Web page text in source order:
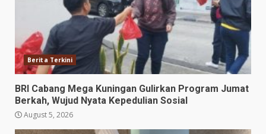
Berita Terkini
BRI Cabang Mega Kuningan Gulirkan Program Jumat
Berkah, Wujud Nyata Kepedulian Sosial
August 5, 2026